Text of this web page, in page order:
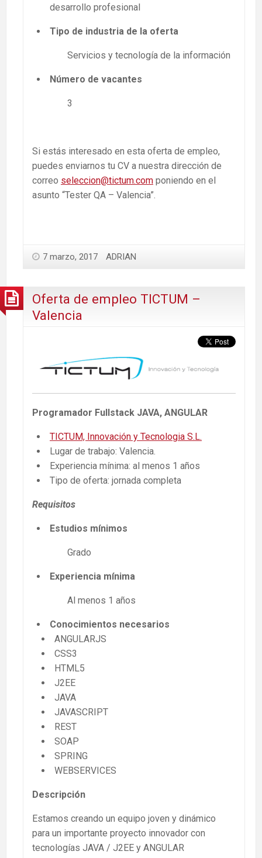
desarrollo profesional
Tipo de industria de la oferta
Servicios y tecnología de la información
Número de vacantes
3
Si estás interesado en esta oferta de empleo,
puedes enviarnos tu CV a nuestra dirección de
correo seleccion@tictum.com poniendo en el
asunto “Tester QA – Valencia”.
7 marzo, 2017 ADRIAN
Oferta de empleo TICTUM –
Valencia
Programador Fullstack JAVA, ANGULAR
TICTUM, Innovación y Tecnologia S.L.
Lugar de trabajo: Valencia.
Experiencia mínima: al menos 1 años
Tipo de oferta: jornada completa
Requisitos
Estudios mínimos
Grado
Experiencia mínima
Al menos 1 años
Conocimientos necesarios
ANGULARJS
CSS3
HTML5
J2EE
JAVA
JAVASCRIPT
REST
SOAP
SPRING
WEBSERVICES
Descripción
Estamos creando un equipo joven y dinámico
para un importante proyecto innovador con
tecnologías JAVA / J2EE y ANGULAR